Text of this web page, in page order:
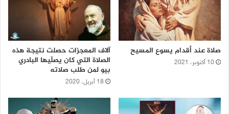
صلاة عند أقدام يسوع المسيح
10 أكتوبر، 2021
آلاف المعجزات حصلت نتيجة هذه
الصلاة التي كان يصلّيها البادري
بيو لمن طلب صلاته
18 أبريل، 2020